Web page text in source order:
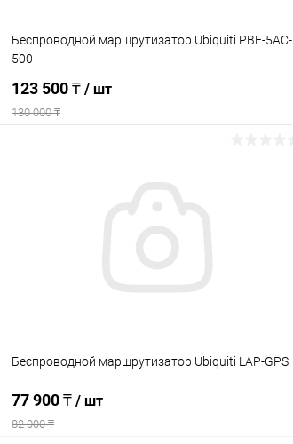
Беспроводной маршрутизатор Ubiquiti PBE-5AC-
500
123 500 ₸ / шт
130 000 ₸
Беспроводной маршрутизатор Ubiquiti LAP-GPS
77 900 ₸ / шт
82 000 ₸